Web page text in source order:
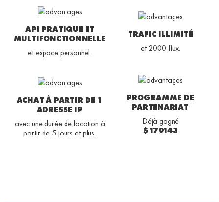
API PRATIQUE ET
MULTIFONCTIONNELLE
et espace personnel.
TRAFIC ILLIMITÉ
et 2000 flux.
ACHAT À PARTIR DE 1
ADRESSE IP
avec une durée de location à
partir de 5 jours et plus.
PROGRAMME DE
PARTENARIAT
Déjà gagné
$179143